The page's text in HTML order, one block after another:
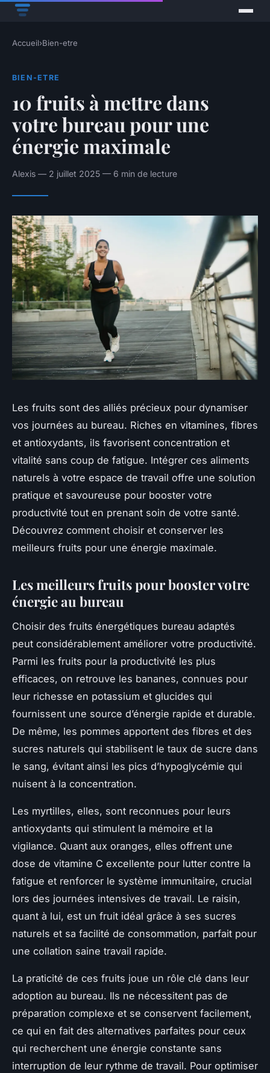
Accueil›Bien-etre
BIEN-ETRE
10 fruits à mettre dans
votre bureau pour une
énergie maximale
Alexis — 2 juillet 2025 — 6 min de lecture
Les fruits sont des alliés précieux pour dynamiser
vos journées au bureau. Riches en vitamines, fibres
et antioxydants, ils favorisent concentration et
vitalité sans coup de fatigue. Intégrer ces aliments
naturels à votre espace de travail offre une solution
pratique et savoureuse pour booster votre
productivité tout en prenant soin de votre santé.
Découvrez comment choisir et conserver les
meilleurs fruits pour une énergie maximale.
Les meilleurs fruits pour booster votre
énergie au bureau
Choisir des fruits énergétiques bureau adaptés
peut considérablement améliorer votre productivité.
Parmi les fruits pour la productivité les plus
efficaces, on retrouve les bananes, connues pour
leur richesse en potassium et glucides qui
fournissent une source d’énergie rapide et durable.
De même, les pommes apportent des fibres et des
sucres naturels qui stabilisent le taux de sucre dans
le sang, évitant ainsi les pics d’hypoglycémie qui
nuisent à la concentration.
Les myrtilles, elles, sont reconnues pour leurs
antioxydants qui stimulent la mémoire et la
vigilance. Quant aux oranges, elles offrent une
dose de vitamine C excellente pour lutter contre la
fatigue et renforcer le système immunitaire, crucial
lors des journées intensives de travail. Le raisin,
quant à lui, est un fruit idéal grâce à ses sucres
naturels et sa facilité de consommation, parfait pour
une collation saine travail rapide.
La praticité de ces fruits joue un rôle clé dans leur
adoption au bureau. Ils ne nécessitent pas de
préparation complexe et se conservent facilement,
ce qui en fait des alternatives parfaites pour ceux
qui recherchent une énergie constante sans
interruption de leur rythme de travail. Pour optimiser